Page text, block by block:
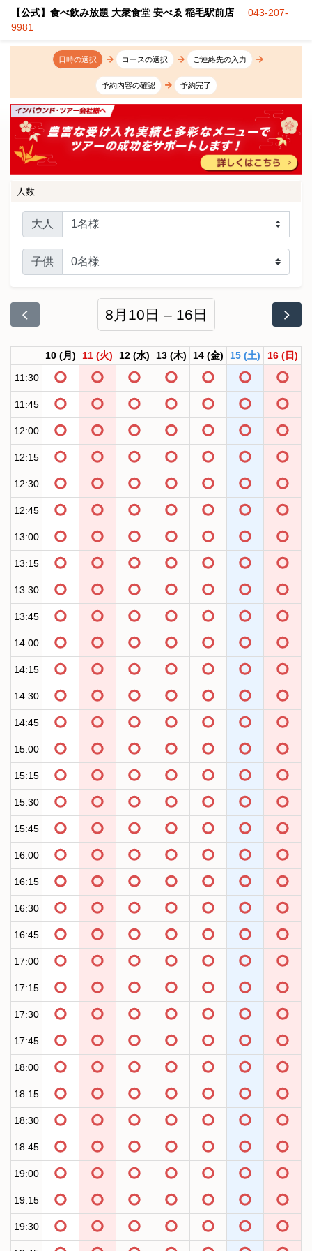
【公式】食べ飲み放題 大衆食堂 安べゑ 稲毛駅前店
043-207-
9981
日時の選択 コースの選択 ご連絡先の入力
予約内容の確認 予約完了
人数
大人
子供
8月10日 – 16日
10 (月) 11 (火) 12 (水) 13 (木) 14 (金) 15 (土) 16 (日)
11:30
11:45
12:00
12:15
12:30
12:45
13:00
13:15
13:30
13:45
14:00
14:15
14:30
14:45
15:00
15:15
15:30
15:45
16:00
16:15
16:30
16:45
17:00
17:15
17:30
17:45
18:00
18:15
18:30
18:45
19:00
19:15
19:30